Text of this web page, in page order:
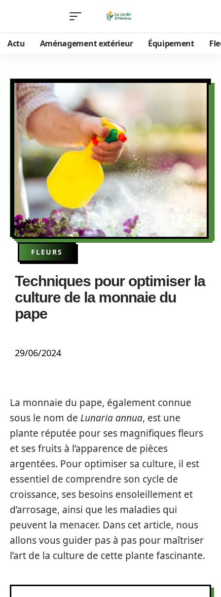
Actu Aménagement extérieur Équipement
FLEURS
Techniques pour optimiser la
culture de la monnaie du
pape
29/06/2024
La monnaie du pape, également connue
sous le nom de Lunaria annua, est une
plante réputée pour ses magnifiques fleurs
et ses fruits à l’apparence de pièces
argentées. Pour optimiser sa culture, il est
essentiel de comprendre son cycle de
croissance, ses besoins ensoleillement et
d’arrosage, ainsi que les maladies qui
peuvent la menacer. Dans cet article, nous
allons vous guider pas à pas pour maîtriser
l’art de la culture de cette plante fascinante.